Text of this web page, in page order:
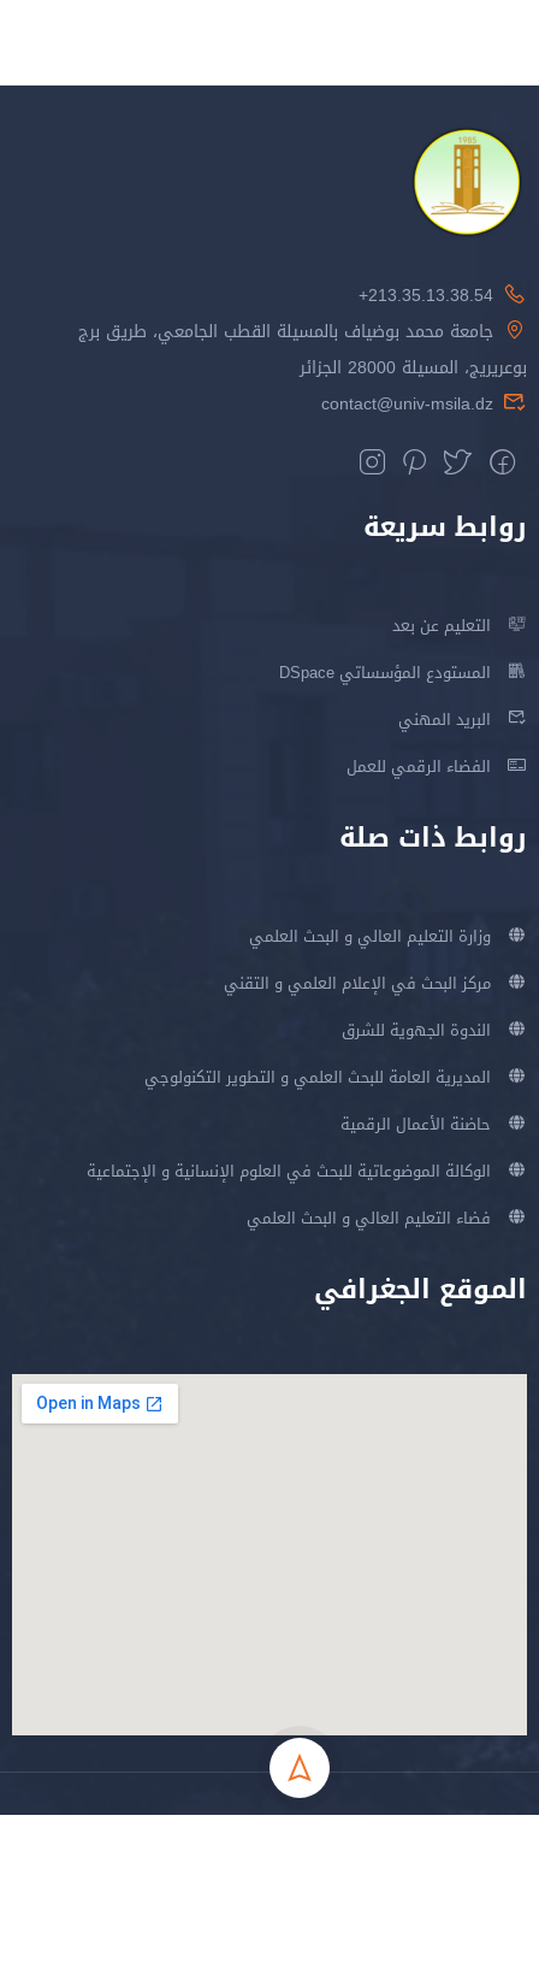
213.35.13.38.54+
جامعة محمد بوضياف بالمسيلة القطب الجامعي، طريق برج
بوعريريج، المسيلة 28000 الجزائر
contact@univ-msila.dz
روابط سريعة
التعليم عن بعد
المستودع المؤسساتي DSpace
البريد المهني
الفضاء الرقمي للعمل
روابط ذات صلة
وزارة التعليم العالي و البحث العلمي
مركز البحث في الإعلام العلمي و التقني
الندوة الجهوية للشرق
المديرية العامة للبحث العلمي و التطوير التكنولوجي
حاضنة الأعمال الرقمية
الوكالة الموضوعاتية للبحث في العلوم الإنسانية و الإجتماعية
فضاء التعليم العالي و البحث العلمي
الموقع الجغرافي
جميع الحقوق محفوظة جامعة المسيلة - 2024